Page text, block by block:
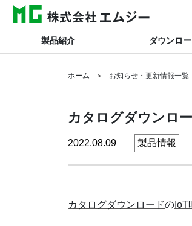
製品紹介 ダウンロ
ホーム お知らせ・更新情報一覧
カタログダウンロ
2022.08.09 製品情報
カタログダウンロードの